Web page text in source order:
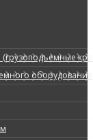
оборудования